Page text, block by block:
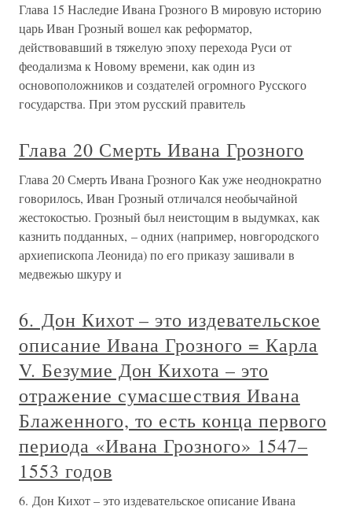
Глава 15 Наследие Ивана Грозного В мировую историю
царь Иван Грозный вошел как реформатор,
действовавший в тяжелую эпоху перехода Руси от
феодализма к Новому времени, как один из
основоположников и создателей огромного Русского
государства. При этом русский правитель
Глава 20 Смерть Ивана Грозного
Глава 20 Смерть Ивана Грозного Как уже неоднократно
говорилось, Иван Грозный отличался необычайной
жестокостью. Грозный был неистощим в выдумках, как
казнить подданных, – одних (например, новгородского
архиепископа Леонида) по его приказу зашивали в
медвежью шкуру и
6. Дон Кихот – это издевательское
описание Ивана Грозного = Карла
V. Безумие Дон Кихота – это
отражение сумасшествия Ивана
Блаженного, то есть конца первого
периода «Ивана Грозного» 1547–
1553 годов
6. Дон Кихот – это издевательское описание Ивана